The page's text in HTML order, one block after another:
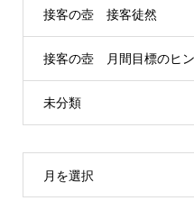
接客の壺 接客徒然
接客の壺 月間目標のヒ
未分類
月を選択